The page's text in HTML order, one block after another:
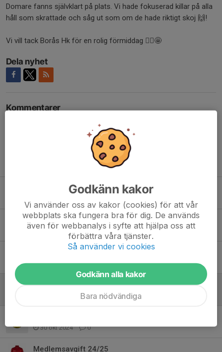
Domare fanns självklart på plats. Vi hade fokuserad killar på alla
håll som skrattade och såg ut som om de hade riktigt skoj 🙌!
Vi vill tack Borås Hk för en rolig förmiddag 🤾‍♀️🤩
Dela nyhet
Kommentarer
Cirkelfysträning
11 sep 2025 1
Potatiscupen
13 apr 2025 4
Mycket lyckad Vänskapsmatch!
0
30 okt 2024 0
Medlemsavgift 24/25
Godkänn kakor
Vi använder oss av kakor (cookies) för att vår
webbplats ska fungera bra för dig. De används
även för webbanalys i syfte att hjälpa oss att
förbättra våra tjänster.
Så använder vi cookies
Godkänn alla kakor
Bara nödvändiga